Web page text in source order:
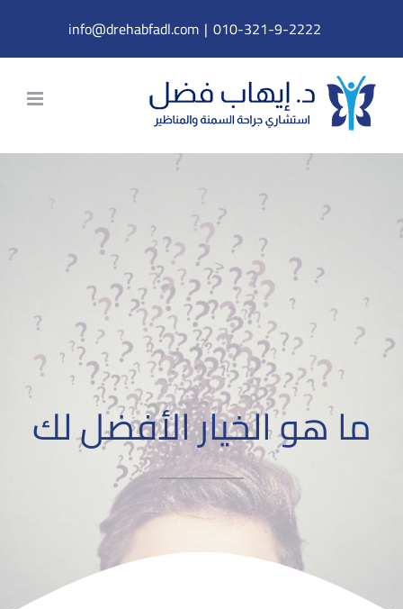
content
010-321-9-2222
|
info@drehabfadl.com
ما هو الخيار الأفضل لك